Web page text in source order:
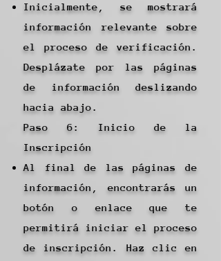
Inicialmente, se mostrará
información relevante sobre
el proceso de verificación.
Desplázate por las páginas
de información deslizando
hacia abajo.
Paso 6: Inicio de la
Inscripción
Al final de las páginas de
información, encontrarás un
botón o enlace que te
permitirá iniciar el proceso
de inscripción. Haz clic en